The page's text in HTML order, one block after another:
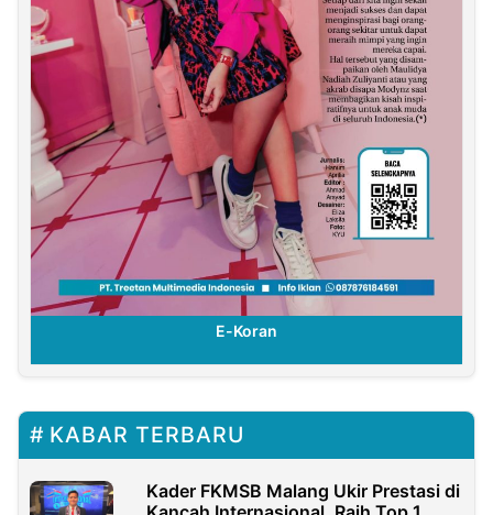
E-Koran
KABAR TERBARU
Kader FKMSB Malang Ukir Prestasi di